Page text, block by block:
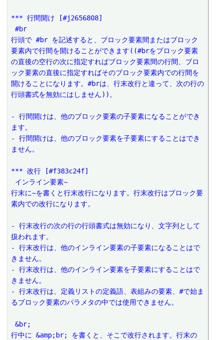
*** 行間開け [#j2656808]
#br
行頭で #br を記述すると、ブロック要素間またはブロック
要素内で行間を開けることができます((#brをブロック要素
の直後の空行の次に指定すればブロック要素間の行間、ブロ
ック要素の直後に指定すればそのブロック要素内での行間を
開けることになります。#brは、行末改行と違って、次の行の
行頭書式を無効にはしません))。
- 行間開けは、他のブロック要素の子要素になることができ
ます。
- 行間開けは、他のブロック要素を子要素にすることはでき
ません。
*** 改行 [#f383c24f]
インライン要素~
行末に~を書くと行末改行になります。行末改行はブロック要
素内での改行になります。
- 行末改行の次の行の行頭書式は無効になり、文字列として
扱われます。
- 行末改行は、他のインライン要素の子要素になることはで
きません。
- 行末改行は、他のインライン要素を子要素にすることはで
きません。
- 行末改行は、定義リストの定義語、表組みの要素、#で始ま
るブロック要素のパラメタの中では使用できません。
&br;
行中に &amp;br; を書くと、そこで改行されます。行末の